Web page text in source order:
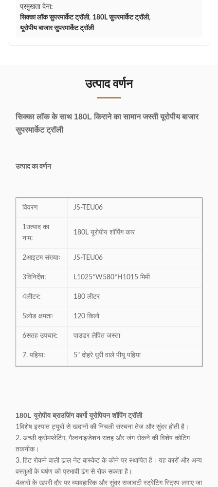
प्रमुखता देना:
सिक्का लॉक सुपरमार्केट ट्रॉली, 180L सुपरमार्केट ट्रॉली,
यूरोपीय बाजार सुपरमार्केट ट्रॉली
उत्पाद वर्णन
सिक्का लॉक के साथ 180L किराने का सामान जस्ती यूरोपीय बाजार
सुपरमार्केट ट्रॉली
उत्पाद का वर्णन
विवरण JS-TEU06
1उत्पाद का
नाम:
180L यूरोपीय शॉपिंग कार
2आइटम संख्याः JS-TEU06
3विनिर्देश: L1025*W580*H1015 मिमी
4लीटर: 180 लीटर
5लोड क्षमताः 120 किलो
6सतह उपचार: पाउडर लेपित जस्ता
7. पहिया: 5" दोहरे धुरी वाले पीयू पहिया
10ट्रॉली लॉक
मॉडल:
प्लास्टिक या जिंक मिश्र धातु सामग्री का ताला
उपलब्ध है, सिक्का आकार उपलब्ध है। अतिरिक्त
11.LOGO
छपाई क्षेत्र:
हैंडल बार लोगो उपलब्ध है
180L यूरोपीय ब्राउज़िंग कार्गो यूरोपियन शॉपिंग ट्रॉली
1विशेष इस्पात ट्यूबों से खदानों की निचली संरचना तेज और सुंदर होती है।
2. अच्छी क्रोमप्लेटिंग, गैल्वनाइजेशन सतह और जंग रोकने की विशेष कोटिंग
तकनीक।
3. हिट रोकने वाली ढाल नेट बास्केट के कोने पर स्थापित है। यह कारों और अन्य
वस्तुओं के घर्षण को प्रभावी ढंग से रोक सकता है।
4कारों के ऊपरी दौर पर व्यावहारिक और सुंदर सजावटी स्ट्रेटिंग स्ट्रिप लगाए जा